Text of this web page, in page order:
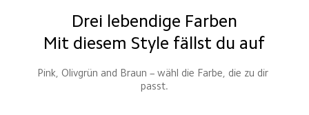
Drei lebendige Farben
Mit diesem Style fällst du auf
Pink, Olivgrün and Braun – wähl die Farbe, die zu dir
passt.